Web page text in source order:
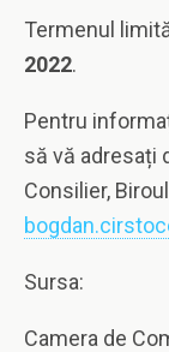
Termenul
2022.
Pentru
să vă adresați
Consilier,
Sursa:
Camera de